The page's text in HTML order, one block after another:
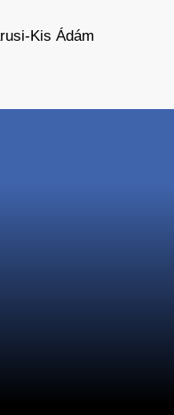
Kis Ádám